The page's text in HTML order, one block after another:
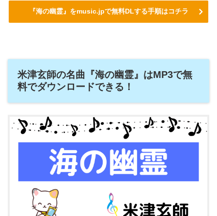
『海の幽霊』をmusic.jpで無料DLする手順はコチラ
米津玄師の名曲『海の幽霊』はMP3で無
料でダウンロードできる！